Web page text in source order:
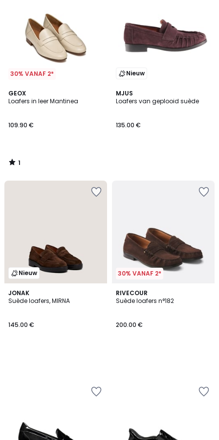
30% VANAF 2*
GEOX
Loafers in leer Mantinea
109.90 €
1
/
1
/
Nieuw
MJUS
Loafers van geplooid suède
135.00 €
Nieuw
JONAK
Suède loafers, MIRNA
145.00 €
30% VANAF 2*
RIVECOUR
Suède loafers n°182
200.00 €